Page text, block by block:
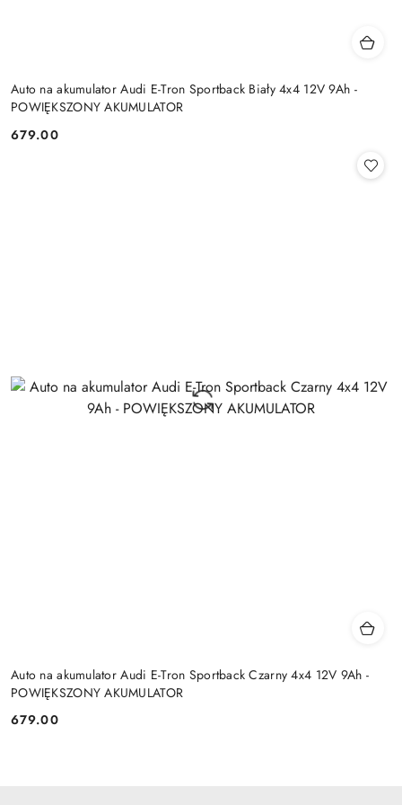
Auto na akumulator Audi E-Tron Sportback Biały 4x4 12V 9Ah -
POWIĘKSZONY AKUMULATOR
Cena:
679.00
Auto na akumulator Audi E-Tron Sportback Czarny 4x4 12V 9Ah -
POWIĘKSZONY AKUMULATOR
Cena:
679.00